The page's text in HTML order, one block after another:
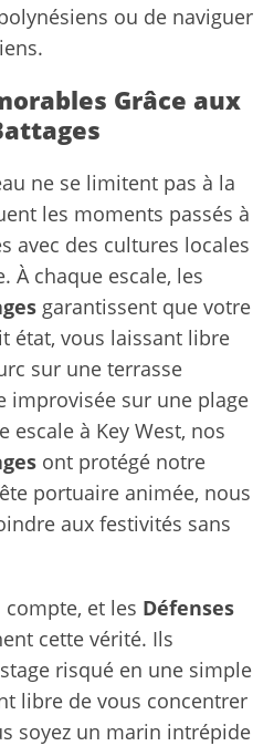
ou de naviguer
Grâce aux
ne se limitent pas à la
les moments passés à
avec des cultures locales
À chaque escale, les
garantissent que votre
état, vous laissant libre
sur une terrasse
improvisée sur une plage
escale à Key West, nos
ont protégé notre
portuaire animée, nous
aux festivités sans
et les Défenses
cette vérité. Ils
risqué en une simple
libre de vous concentrer
soyez un marin intrépide